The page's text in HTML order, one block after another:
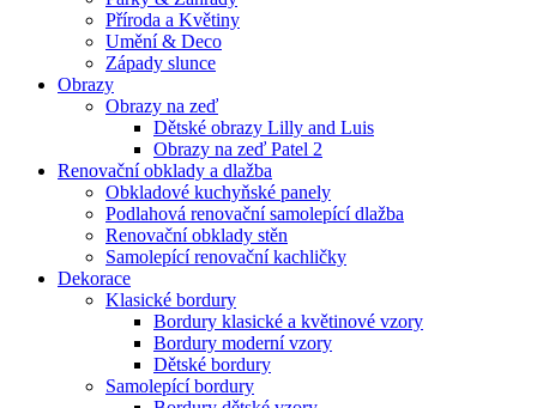
Příroda a Květiny
Umění & Deco
Západy slunce
Obrazy
Obrazy na zeď
Dětské obrazy Lilly and Luis
Obrazy na zeď Patel 2
Renovační obklady a dlažba
Obkladové kuchyňské panely
Podlahová renovační samolepící dlažba
Renovační obklady stěn
Samolepící renovační kachličky
Dekorace
Klasické bordury
Bordury klasické a květinové vzory
Bordury moderní vzory
Dětské bordury
Samolepící bordury